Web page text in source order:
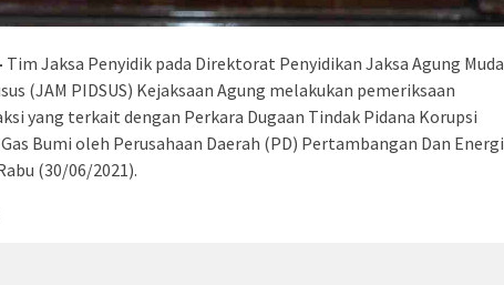
Tim Jaksa Penyidik pada Direktorat Penyidikan Jaksa Agung Muda
(JAM PIDSUS) Kejaksaan Agung melakukan pemeriksaan
yang terkait dengan Perkara Dugaan Tindak Pidana Korupsi
Bumi oleh Perusahaan Daerah (PD) Pertambangan Dan Energi
(30/06/2021).